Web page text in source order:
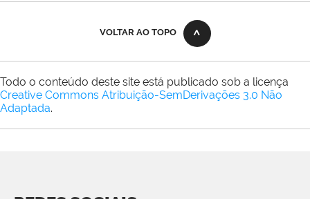
VOLTAR AO TOPO
Todo o conteúdo deste site está publicado sob a licença
Creative Commons Atribuição-SemDerivações 3.0 Não
Adaptada.